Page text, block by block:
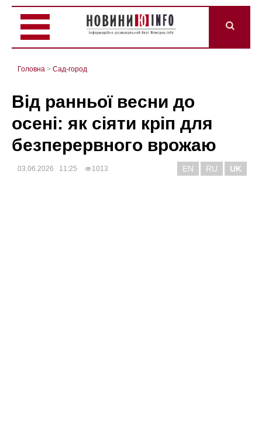
Головна > Сад-город
Від ранньої весни до
осені: як сіяти кріп для
безперервного врожаю
03.06.2026 11:25 1013 EN RU UK